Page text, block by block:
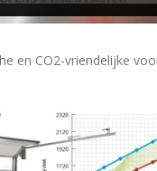
en CO2-vriendelijke